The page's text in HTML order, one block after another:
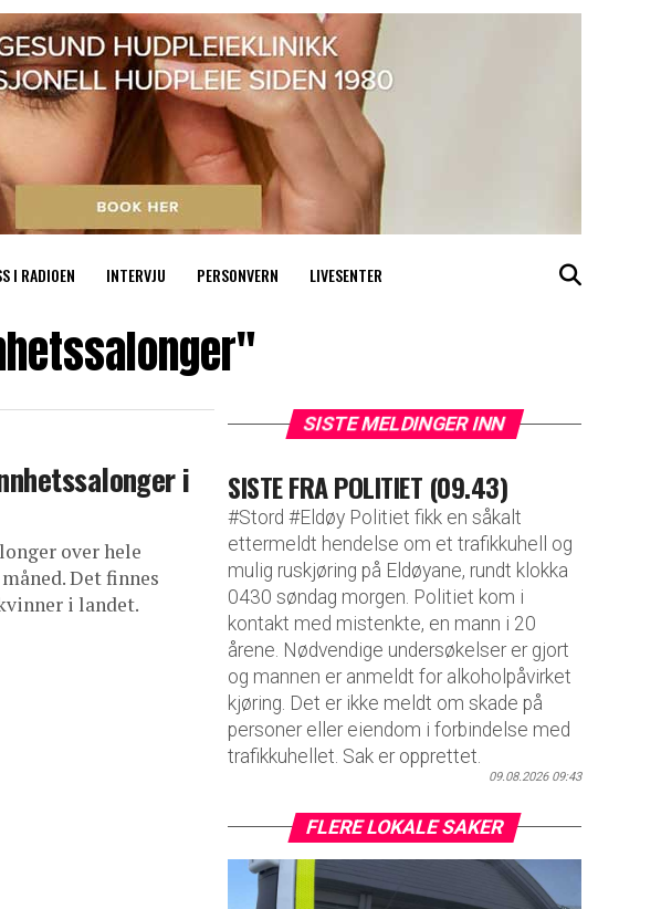
I RADIOEN INTERVJU PERSONVERN LIVESENTER
i
over hele
Det finnes
i landet.
SISTE MELDINGER INN
SISTE FRA POLITIET (09.43)
#Stord #Eldøy Politiet fikk en såkalt
ettermeldt hendelse om et trafikkuhell og
mulig ruskjøring på Eldøyane, rundt klokka
0430 søndag morgen. Politiet kom i
kontakt med mistenkte, en mann i 20
årene. Nødvendige undersøkelser er gjort
og mannen er anmeldt for alkoholpåvirket
kjøring. Det er ikke meldt om skade på
personer eller eiendom i forbindelse med
trafikkuhellet. Sak er opprettet.
09.08.2026 09:43
FLERE LOKALE SAKER